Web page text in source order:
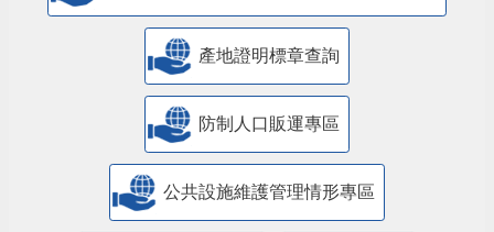
產地證明標章查詢
防制人口販運專區
​公共設施維護管理情形專區